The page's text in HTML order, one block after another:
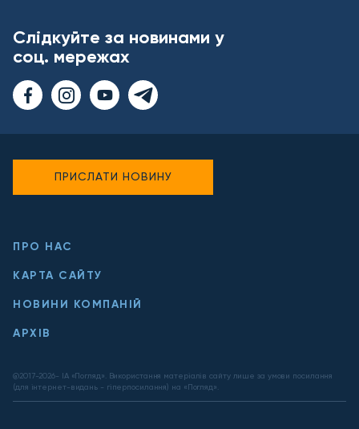
Слідкуйте за новинами у
соц. мережах
ПРО НАС
КАРТА САЙТУ
НОВИНИ КОМПАНІЙ
АРХІВ
@2017-2026- ІА «Погляд». Використання матеріалів сайту лише за умови посилання
(для інтернет-видань - гіперпосилання) на «Погляд».
ПРИСЛАТИ НОВИНУ